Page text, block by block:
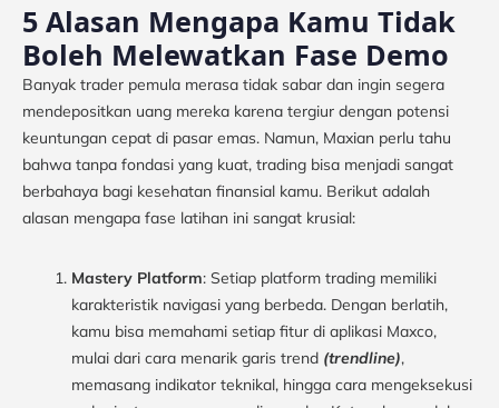
5 Alasan Mengapa Kamu Tidak
Boleh Melewatkan Fase Demo
Banyak trader pemula merasa tidak sabar dan ingin segera
mendepositkan uang mereka karena tergiur dengan potensi
keuntungan cepat di pasar emas. Namun, Maxian perlu tahu
bahwa tanpa fondasi yang kuat, trading bisa menjadi sangat
berbahaya bagi kesehatan finansial kamu. Berikut adalah
alasan mengapa fase latihan ini sangat krusial:
Mastery Platform: Setiap platform trading memiliki
karakteristik navigasi yang berbeda. Dengan berlatih,
kamu bisa memahami setiap fitur di aplikasi Maxco,
mulai dari cara menarik garis trend (trendline),
memasang indikator teknikal, hingga cara mengeksekusi